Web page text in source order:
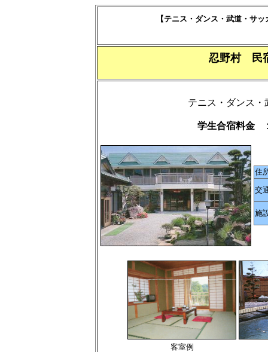
【テニス・ダンス・武道・サ
忍野村 民
テニス・ダンス
学生合宿料金
住
交
施
客室例